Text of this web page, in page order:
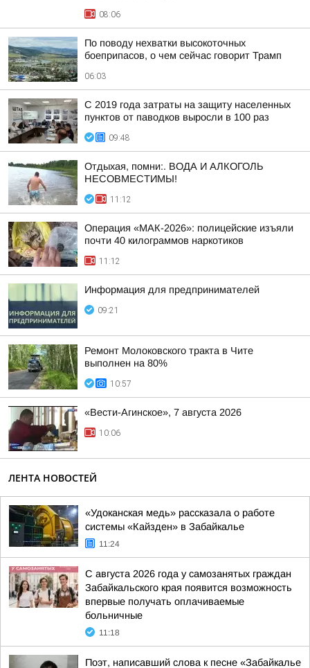
08:06
По поводу нехватки высокоточных
боеприпасов, о чем сейчас говорит Трамп
06:03
С 2019 года затраты на защиту населенных
пунктов от паводков выросли в 100 раз
09:48
Отдыхая, помни:. ВОДА И АЛКОГОЛЬ
НЕСОВМЕСТИМЫ!
11:12
Операция «МАК-2026»: полицейские изъяли
почти 40 килограммов наркотиков
11:12
Информация для предпринимателей
09:21
Ремонт Молоковского тракта в Чите
выполнен на 80%
10:57
«Вести-Агинское», 7 августа 2026
10:06
ЛЕНТА НОВОСТЕЙ
«Удоканская медь» рассказала о работе
системы «Кайзден» в Забайкалье
11:24
С августа 2026 года у самозанятых граждан
Забайкальского края появится возможность
впервые получать оплачиваемые
больничные
11:18
Поэт, написавший слова к песне «Забайкалье